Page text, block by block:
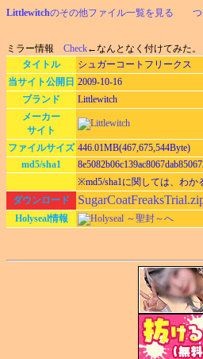
Littlewitchのその他ファイル一覧を見る
ミラー情報 Check←なんとなく付けてみた。
タイトル
シュガーコートフリークス
当サイト公開日 2009-10-16
ブランド
Littlewitch
メーカー
サイト
ファイルサイズ 446.01MB(467,675,544Byte)
md5/sha1
※md5/sha1に関しては、わか
ダウンロード
Holyseal情報
Holyseal ～聖封～へ